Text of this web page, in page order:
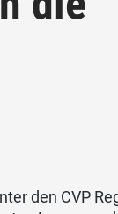
den CVP